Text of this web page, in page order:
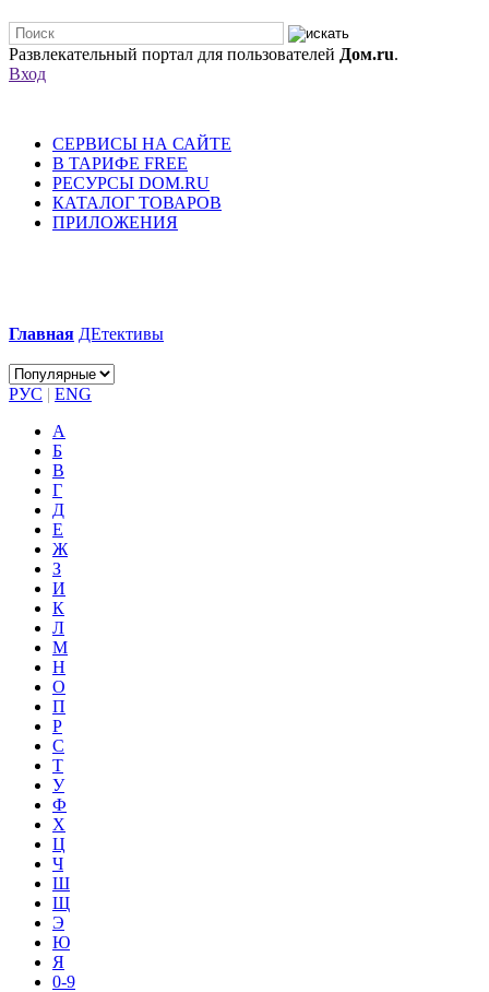
Развлекательный портал для пользователей Дом.ru.
Вход
СЕРВИСЫ НА САЙТЕ
В ТАРИФЕ FREE
РЕСУРСЫ DOM.RU
КАТАЛОГ ТОВАРОВ
ПРИЛОЖЕНИЯ
Главная ДЕтективы
РУС | ENG
А
Б
В
Г
Д
Е
Ж
З
И
К
Л
М
Н
О
П
Р
С
Т
У
Ф
Х
Ц
Ч
Ш
Щ
Э
Ю
Я
0-9